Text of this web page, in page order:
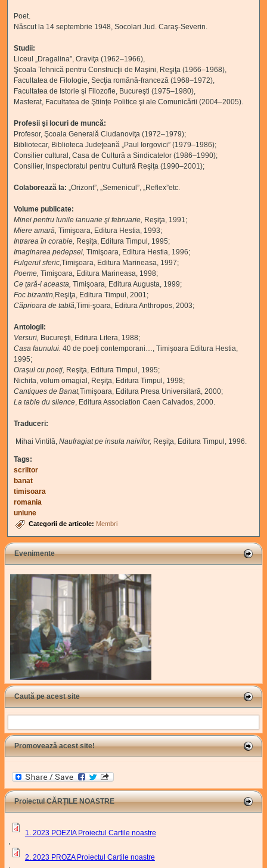
Poet.
Născut la 14 septembrie 1948, Socolari Jud. Caraş-Severin.
Studii:
Liceul „Dragalina”, Oraviţa (1962–1966),
Şcoala Tehnică pentru Construcţii de Maşini, Reşiţa (1966–1968),
Facultatea de Filologie, Secţia română-franceză (1968–1972),
Facultatea de Istorie şi Filozofie, Bucureşti (1975–1980),
Masterat, Facultatea de Ştiinţe Politice şi ale Comunicării (2004–2005).
Profesii şi locuri de muncă:
Profesor, Şcoala Generală Ciudanoviţa (1972–1979);
Bibliotecar, Biblioteca Judeţeană „Paul Iorgovici” (1979–1986);
Consilier cultural, Casa de Cultură a Sindicatelor (1986–1990);
Consilier, Inspectoratul pentru Cultură Reşiţa (1990–2001);
Colaborează la: „Orizont”, „Semenicul”, „Reflex”etc.
Volume publicate:
Minei pentru lunile ianuarie şi februarie, Reşiţa, 1991;
Miere amară, Timişoara, Editura Hestia, 1993;
Intrarea în corabie, Reşiţa, Editura Timpul, 1995;
Imaginarea pedepsei, Timişoara, Editura Hestia, 1996;
Fulgerul sferic,Timişoara, Editura Marineasa, 1997;
Poeme, Timişoara, Editura Marineasa, 1998;
Ce ţară-i aceasta, Timişoara, Editura Augusta, 1999;
Foc bizantin, Reşiţa, Editura Timpul, 2001;
Căprioara de tablă,Timi-şoara, Editura Anthropos, 2003;
Antologii:
Versuri, Bucureşti, Editura Litera, 1988;
Casa faunului. 40 de poeţi contemporani…, Timişoara Editura Hestia,
1995;
Oraşul cu poeţi, Reşiţa, Editura Timpul, 1995;
Nichita, volum omagial, Reşiţa, Editura Timpul, 1998;
Cantiques de Banat,Timişoara, Editura Presa Universitară, 2000;
La table du silence, Editura Association Caen Calvados, 2000.
Traduceri:
Mihai Vintilă,Naufragiat pe insula naivilor, Reşiţa, Editura Timpul, 1996.
Tags:
scriitor
banat
timisoara
romania
uniune
Categorii de articole: Membri
Evenimente
Caută pe acest site
Search
Promovează acest site!
Proiectul CĂRȚILE NOASTRE
1. 2023 POEZIA Proiectul Cartile noastre
2. 2023 PROZA Proiectul Cartile noastre
,